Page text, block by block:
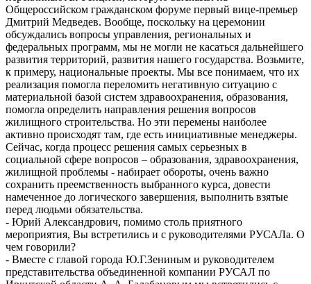
Общероссийском гражданском форуме первый вице-премьер
Дмитрий Медведев. Вообще, поскольку на церемонии
обсуждались вопросы управления, региональных и
федеральных программ, мы не могли не касаться дальнейшего
развития территорий, развития нашего государства. Возьмите,
к примеру, национальные проекты. Мы все понимаем, что их
реализация помогла переломить негативную ситуацию с
материальной базой систем здравоохранения, образования,
помогла определить направления решения вопросов
жилищного строительства. Но эти перемены наиболее
активно происходят там, где есть инициативные менеджеры.
Сейчас, когда процесс решения самых серьезных в
социальной сфере вопросов – образования, здравоохранения,
жилищной проблемы - набирает обороты, очень важно
сохранить преемственность выбранного курса, довести
намеченное до логического завершения, выполнить взятые
перед людьми обязательства.
- Юрий Александрович, помимо столь приятного
мероприятия, Вы встретились и с руководителями РУСАЛа. О
чем говорили?
- Вместе с главой города Ю.Г.Зениным и руководителем
представительства объединенной компании РУСАЛ по